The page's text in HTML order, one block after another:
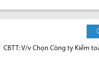
CBTT: V/v Chọn Công ty Kiểm